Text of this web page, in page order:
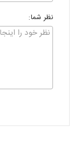
نظر شما: